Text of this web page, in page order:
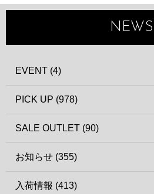
NEWS
EVENT (4)
PICK UP (978)
SALE OUTLET (90)
お知らせ (355)
入荷情報 (413)